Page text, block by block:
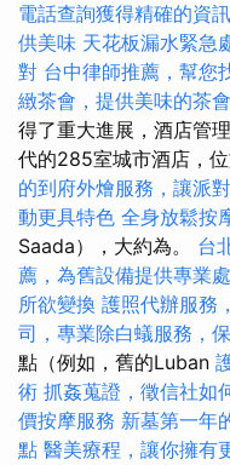
電話查詢獲得精確的資訊
供美味 天花板漏水緊急
對 台中律師推薦，幫您
緻茶會，提供美味的茶
得了重大進展，酒店管
代的285室城市酒店，
的到府外燴服務，讓派
動更具特色 全身放鬆按
Saada），大約為。 台
薦，為舊設備提供專業
所欲變換 護照代辦服務
司，專業除白蟻服務，
點（例如，舊的Luban
術 抓姦蒐證，徵信社如
價按摩服務 新墓第一年
點 醫美療程，讓你擁有